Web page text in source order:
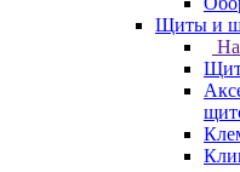
Щиты и